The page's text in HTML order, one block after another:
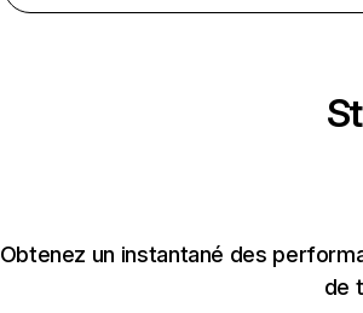
Obtenez un instantané des
de